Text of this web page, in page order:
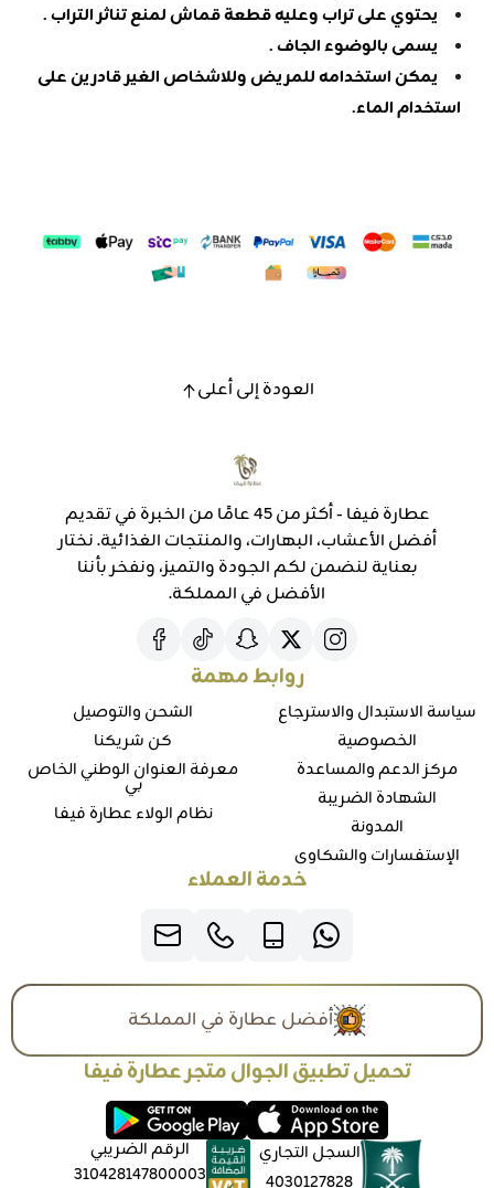
يحتوي على تراب وعليه قطعة قماش لمنع تناثر التراب .
يسمى بالوضوء الجاف .
يمكن استخدامه للمريض وللاشخاص الغير قادرين على
استخدام الماء.
العودة إلى أعلى
عطارة فيفا - أكثر من 45 عامًا من الخبرة في تقديم
أفضل الأعشاب، البهارات، والمنتجات الغذائية. نختار
بعناية لنضمن لكم الجودة والتميز، ونفخر بأننا
الأفضل في المملكة.
روابط مهمة
سياسة الاستبدال والاسترجاع
الخصوصية
مركز الدعم والمساعدة
الشهادة الضريبة
المدونة
الإستفسارات والشكاوي
الشحن والتوصيل
كن شريكنا
معرفة العنوان الوطني الخاص
بي
نظام الولاء عطارة فيفا
خدمة العملاء
أفضل عطارة في المملكة
تحميل تطبيق الجوال متجر عطارة فيفا
السجل التجاري
4030127828
الرقم الضريبي
310428147800003